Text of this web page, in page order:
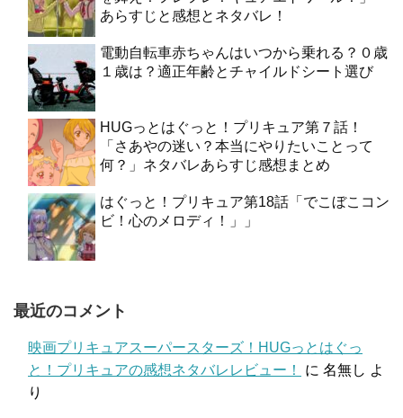
あらすじと感想とネタバレ！
電動自転車赤ちゃんはいつから乗れる？０歳
１歳は？適正年齢とチャイルドシート選び
HUGっとはぐっと！プリキュア第７話！
「さあやの迷い？本当にやりたいことって
何？」ネタバレあらすじ感想まとめ
はぐっと！プリキュア第18話「でこぼこコン
ビ！心のメロディ！」」
最近のコメント
映画プリキュアスーパースターズ！HUGっとはぐっ
と！プリキュアの感想ネタバレレビュー！
に 名無し よ
り